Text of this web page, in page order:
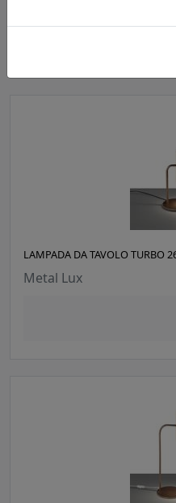
LAMPADA DA TAVOLO TURBO
Metal Lux